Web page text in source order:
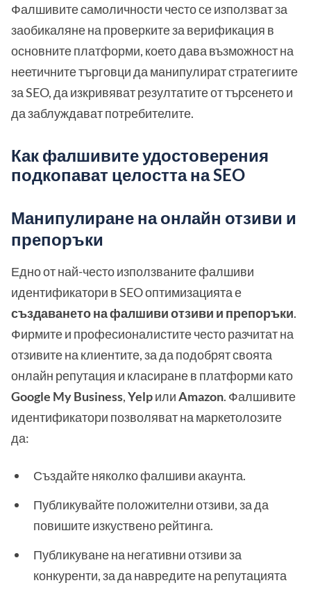
Фалшивите самоличности често се използват за
заобикаляне на проверките за верификация в
основните платформи, което дава възможност на
неетичните търговци да манипулират стратегиите
за SEO, да изкривяват резултатите от търсенето и
да заблуждават потребителите.
Как фалшивите удостоверения
подкопават целостта на SEO
Манипулиране на онлайн отзиви и
препоръки
Едно от най-често използваните фалшиви
идентификатори в SEO оптимизацията е
създаването на фалшиви отзиви и препоръки.
Фирмите и професионалистите често разчитат на
отзивите на клиентите, за да подобрят своята
онлайн репутация и класиране в платформи като
Google My Business,YelpилиAmazon. Фалшивите
идентификатори позволяват на маркетолозите
да:
Създайте няколко фалшиви акаунта.
Публикувайте положителни отзиви, за да
повишите изкуствено рейтинга.
Публикуване на негативни отзиви за
конкуренти, за да навредите на репутацията